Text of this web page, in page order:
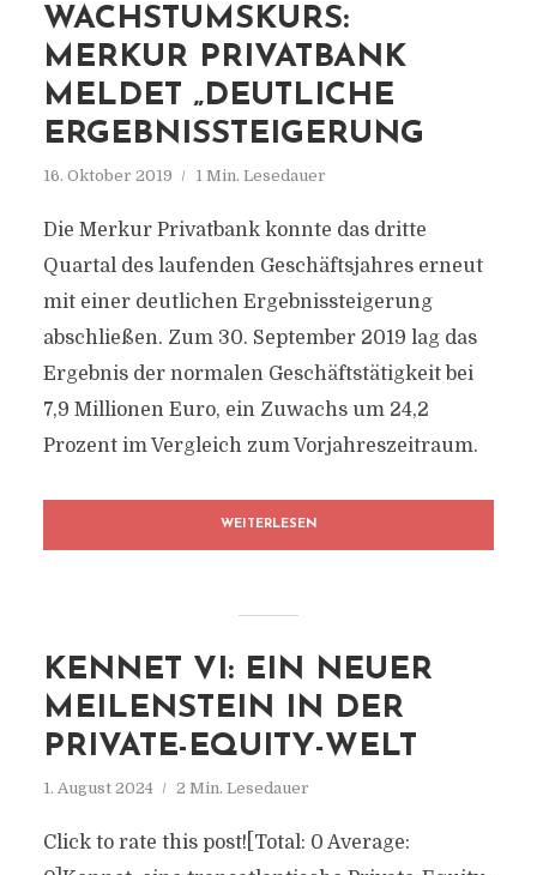
WACHSTUMSKURS:
MERKUR PRIVATBANK
MELDET „DEUTLICHE
ERGEBNISSTEIGERUNG
16. Oktober 2019 1 Min. Lesedauer
Die Merkur Privatbank konnte das dritte
Quartal des laufenden Geschäftsjahres erneut
mit einer deutlichen Ergebnissteigerung
abschließen. Zum 30. September 2019 lag das
Ergebnis der normalen Geschäftstätigkeit bei
7,9 Millionen Euro, ein Zuwachs um 24,2
Prozent im Vergleich zum Vorjahreszeitraum.
WEITERLESEN
KENNET VI: EIN NEUER
MEILENSTEIN IN DER
PRIVATE-EQUITY-WELT
1. August 2024 2 Min. Lesedauer
Click to rate this post![Total: 0 Average: